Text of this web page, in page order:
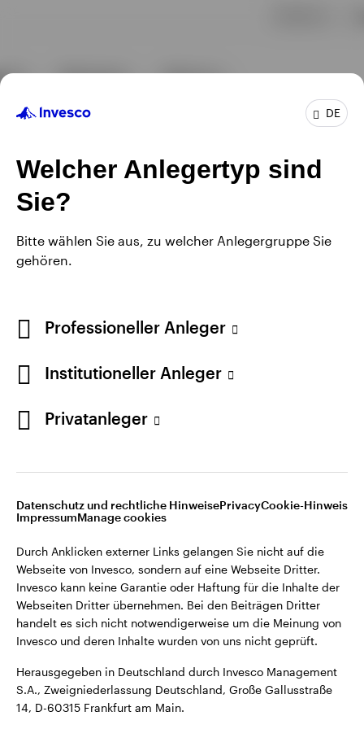
DE
Welcher Anlegertyp sind
Sie?
Bitte wählen Sie aus, zu welcher Anlegergruppe Sie
gehören.
Professioneller Anleger
Institutioneller Anleger
Privatanleger
Datenschutz und rechtliche HinweisePrivacyCookie-Hinweis
ImpressumManage cookies
Durch Anklicken externer Links gelangen Sie nicht auf die
Webseite von Invesco, sondern auf eine Webseite Dritter.
Invesco kann keine Garantie oder Haftung für die Inhalte der
Webseiten Dritter übernehmen. Bei den Beiträgen Dritter
handelt es sich nicht notwendigerweise um die Meinung von
Invesco und deren Inhalte wurden von uns nicht geprüft.
Herausgegeben in Deutschland durch Invesco Management
S.A., Zweigniederlassung Deutschland, Große Gallusstraße
14, D-60315 Frankfurt am Main.